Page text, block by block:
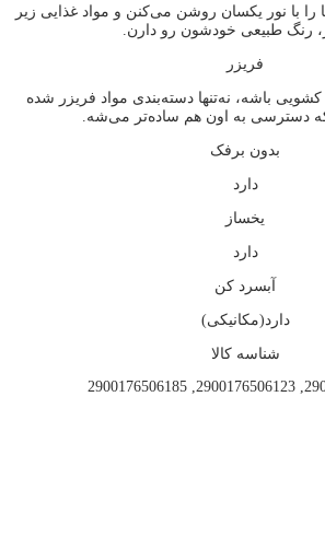
با نور یکسان روشن می‌کنن و مواد غذایی زیر
رنگ طبیعی خودشون رو دارن.
فریزر
باشه، نه‌تنها دسته‌بندی مواد فریزر شده
دسترسی به اون هم ساده‌تر می‌شه.
بدون برفک
دارد
یخساز
دارد
آبسرد کن
دارد(مکانیکی)
شناسه کالا